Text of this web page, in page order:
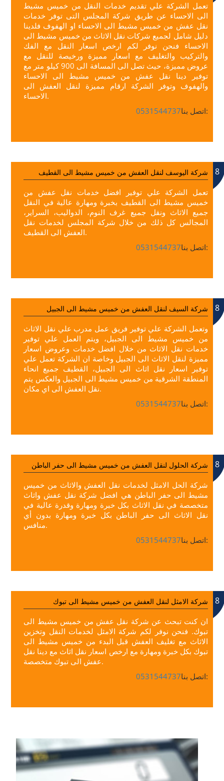
تعمل الشركة علي تقديم خدمات النقل من خميس مشيط
الى الاحساء عن طريق شركة المجلس التى توفر خدمات
نقل عفش من خميس مشيط الى الاحساء او الهفوف فلدينا
دليل شامل لجميع شركات نقل الاثاث من خميس مشيط الى
الاحساء فنحن نوفر لكم ارخص اسعار النقل مع الفك
والتركيب والتغليف مع اسعار مميزة ورخيصة للنقل مع
عروض مميزة، حيث تصل الى المسافة الى 900 كيلو متر مع
توفير دينا نقل عفش من خميس مشيط الى الاحساء
والهفوف وتوفر الشركة ارقام مميزة لنقل العفش الى
الاحساء.
0531544737
اتصل بنا:
8 شركة اليوسف لنقل العفش من خميس مشيط الى القطيف
تعمل الشركة علي توفير افضل خدمات نقل عفش من
خميس مشيط الى القطيف بخبرة ومهارة عالية في النقل
جميع الاثاث ونقل جميع غرف النوم، الدواليب، السراير،
المجالس كل ذلك من خلال شركة المجلس لخدمات نقل
العفش الى القطيف.
0531544737
اتصل بنا:
8 شركة السيف لنقل العفش من خميس مشيط الى الجبيل
وتعمل الشركة علي توفير فريق عمل مدرب علي نقل الاثاث
من خميس مشيط الى الجبيل، ويتم العمل علي توفير
خدمات نقل الاثاث من خلال افضل خدمات وعروض اسعار
مميزة لنقل الاثاث الى الجبيل وخاصة ان الشركة تعمل علي
توفير اسعار نقل اثاث الى الجبيل، القطيف جميع انحاء
المنطقة الشرقية من خميس مشيط الى الجبيل والعكس يتم
نقل العفش الى اي مكان.
0531544737
اتصل بنا:
8 شركة الحلول لنقل العفش من خميس مشيط الى حفر الباطن
شركة الحل الامثل لخدمات نقل العفش والاثاث من خميس
مشيط الى حفر الباطن هي افضل شركة نقل عفش واثاث
متخصصة في نقل الاثاث بكل خبرة ومهارة وقدرة عالية في
نقل الاثاث الى حفر الباطن بكل خبرة ومهارة بدون أي
منافس.
0531544737
اتصل بنا:
8 شركة الامثل لنقل العفش من خميس مشيط الى تبوك
ان كنت تبحث عن شركة نقل عفش من خميس مشيط الى
تبوك. فنحن نوفر لكم شركة الامثل لخدمات النقل وتخزين
الاثاث مع تغليف العفش قبل البدء من خميس مشيط الى
تبوك بكل خبرة ومهارة مع ارخص اسعار نقل اثاث مع دينا نقل
عفش الى تبوك متخصصة.
0531544737
اتصل بنا: